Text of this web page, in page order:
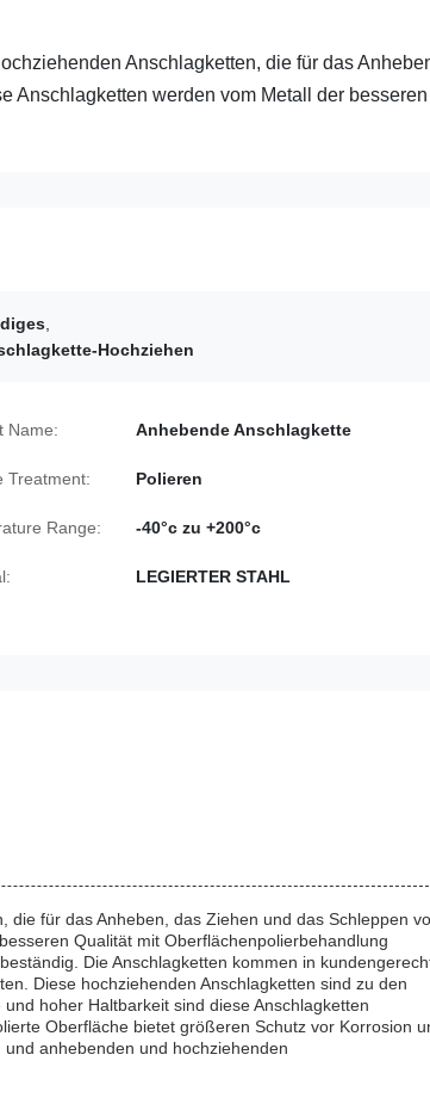
Anschlagketten, die für das
Anschlagketten werden vom Metall der besseren
Hochziehen
Name: Anhebende Anschlagkette
Treatment: Polieren
Range: -40°c zu +200°c
LEGIERTER STAHL
die für das Anheben, das Ziehen und das Schleppen
Qualität mit Oberflächenpolierbehandlung
Die Anschlagketten kommen in
Diese hochziehenden Anschlagketten sind zu den
hoher Haltbarkeit sind diese Anschlagketten
Oberfläche bietet größeren Schutz vor Korrosion
anhebenden und hochziehenden